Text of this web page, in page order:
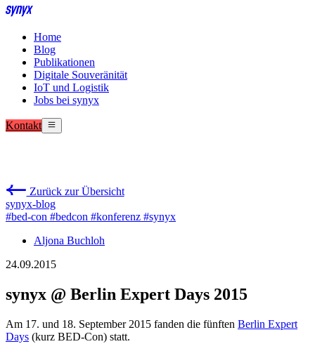
Home
Blog
Publikationen
Digitale Souveränität
IoT und Logistik
Jobs bei synyx
Kontakt
Zurück zur Übersicht
synyx-blog
#bed-con #bedcon #konferenz #synyx
Aljona Buchloh
24.09.2015
synyx @ Berlin Expert Days 2015
Am 17. und 18. September 2015 fanden die fünften Berlin Expert
Days (kurz BED-Con) statt.